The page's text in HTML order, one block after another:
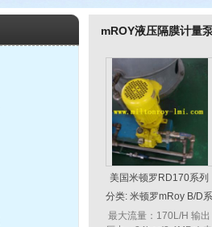
mROY液压隔膜计量
美国米顿罗RD170系列
液压隔膜计量泵
分类: 米顿罗mRoy B/D系
列
最大流量：170L/H 输出